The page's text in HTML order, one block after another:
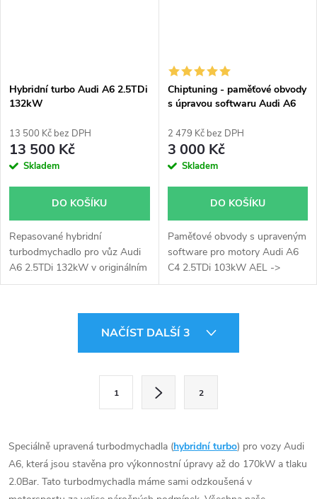
Hybridní turbo Audi A6 2.5TDi
132kW
13 500 Kč bez DPH
13 500 Kč
Skladem
DO KOŠÍKU
Repasované hybridní
turbodmychadlo pro vůz Audi
A6 2.5TDi 132kW v originálním
obalu s potenciálem do 170kW
Chiptuning - paměťové obvody
s úpravou softwaru Audi A6
0281001320/321
2 479 Kč bez DPH
3 000 Kč
Skladem
DO KOŠÍKU
Paměťové obvody s upraveným
software pro motory Audi A6
C4 2.5TDi 103kW AEL ->
127kW/360Nm.
d
a
NAČÍST DALŠÍ 3
á
n
k
1 2
Speciálně upravená turbodmychadla (hybridní turbo) pro vozy Audi
A6, která jsou stavěna pro výkonnostní úpravy až do 170kW a tlaku
2.0Bar. Tato turbodmychadla máme sami odzkoušená v